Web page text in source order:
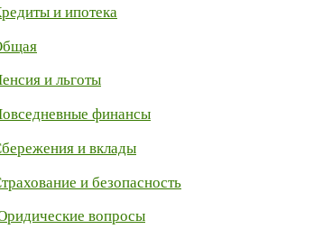
и ипотека
и льготы
финансы
и вклады
и безопасность
вопросы